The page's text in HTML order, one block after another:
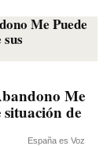
Me
de
España es Voz